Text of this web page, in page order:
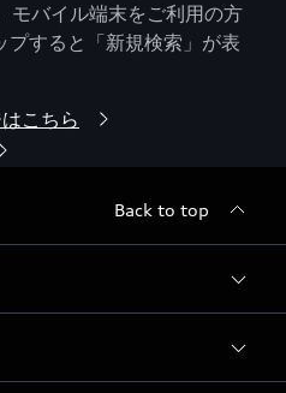
モバイル端末をご利用の方
すると「新規検索」が表
こちら
Back to top